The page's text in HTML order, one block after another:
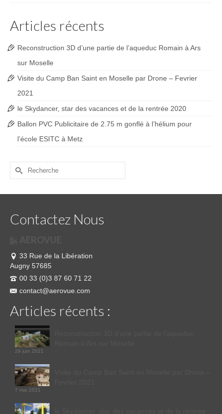
Articles récents
Reconstruction 3D d’une partie de l’aqueduc Romain à Ars
sur Moselle
Visite du Camp Ban Saint en Moselle par Drone – Fevrier
2021
le Skydancer, star des vacances et de la rentrée 2020
Ballon PVC Publicitaire de 2.75 m gonflé à l’hélium pour
l’école ESITC à Metz
Contactez Nous
33 Rue de la Libération
Augny 57685
00 33 (0)3 87 60 71 22
contact@aerovue.com
Articles récents :
29 juin 2021
7 mai 2021